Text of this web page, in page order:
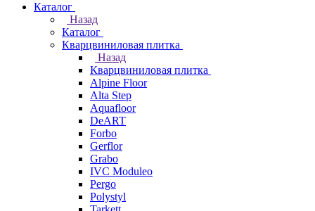
Каталог
Назад
Каталог
Кварцвиниловая плитка
Назад
Кварцвиниловая плитка
Alpine Floor
Alta Step
Aquafloor
DeART
Forbo
Gerflor
Grabo
IVC Moduleo
Pergo
Polystyl